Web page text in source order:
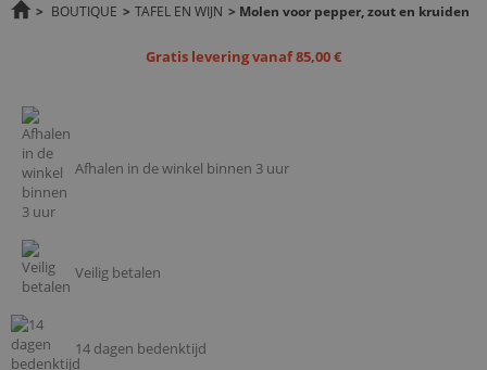
> BOUTIQUE > TAFEL EN WIJN > Molen voor pepper, zout en kruiden
Gratis levering vanaf 85,00 €
Afhalen in de winkel binnen 3 uur
Veilig betalen
14 dagen bedenktijd